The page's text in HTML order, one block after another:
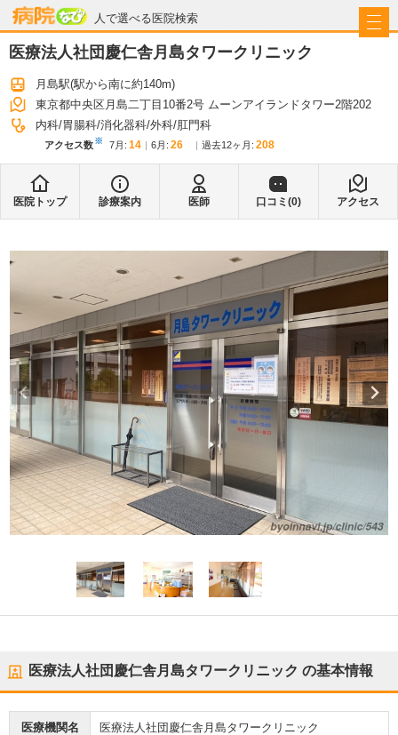
人で選べる医院検索
病院なび
医療法人社団慶仁舎月島タワークリニック
月島駅(駅から南に約140m)
東京都中央区月島二丁目10番2号 ムーンアイランドタワー2階202
内科 胃腸科 消化器科 外科 肛門科
アクセス数※ 7月 : 14 6月 : 26 過去12ヶ月: 208
医院トップ 診療案内 医師 口コミ(0) アクセス
医療法人社団慶仁舎月島タワークリニック の基本情報
医療機関名 医療法人社団慶仁舎月島タワークリニック